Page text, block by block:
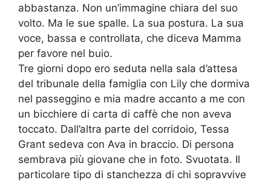
abbastanza. Non un’immagine chiara del suo
volto. Ma le sue spalle. La sua postura. La sua
voce, bassa e controllata, che diceva Mamma
per favore nel buio.
Tre giorni dopo ero seduta nella sala d’attesa
del tribunale della famiglia con Lily che dormiva
nel passeggino e mia madre accanto a me con
un bicchiere di carta di caffè che non aveva
toccato. Dall’altra parte del corridoio, Tessa
Grant sedeva con Ava in braccio. Di persona
sembrava più giovane che in foto. Svuotata. Il
particolare tipo di stanchezza di chi sopravvive